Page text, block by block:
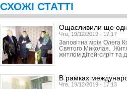
СХОЖІ СТАТТІ
Ощасливили ще
Чтв, 19/12/2019 - 17:17
Заповітна мрія Олега
Святого Миколая.
житлом дітей-сиріт та
В рамках
Чтв, 19/12/2019 - 17:13